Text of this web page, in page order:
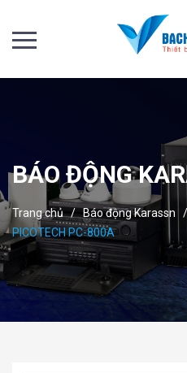
BÁO ĐỘNG
Trang chủ / Báo động Karassn /
PICOTECH PC-800A